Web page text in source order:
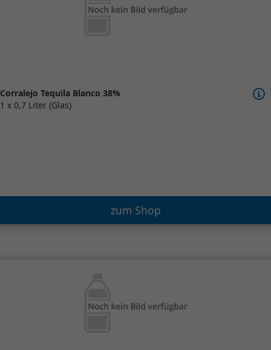
Corralejo Tequila Blanco 38%
1 x 0,7 Liter (Glas)
zum Shop